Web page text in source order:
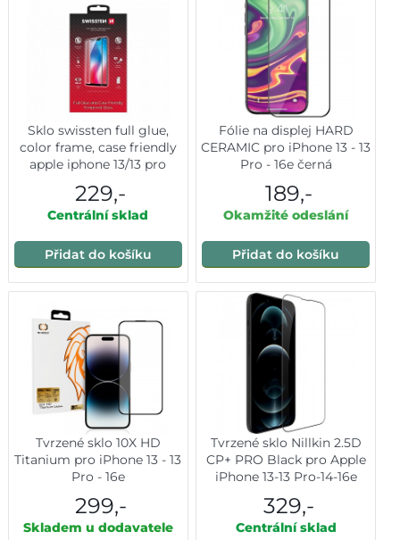
Sklo swissten full glue,
color frame, case friendly
apple iphone 13/13 pro
229,-
Centrální sklad
Přidat do košíku
Fólie na displej HARD
CERAMIC pro iPhone 13 - 13
Pro - 16e černá
189,-
Okamžité odeslání
Přidat do košíku
Tvrzené sklo 10X HD
Titanium pro iPhone 13 - 13
Pro - 16e
299,-
Skladem u dodavatele
Tvrzené sklo Nillkin 2.5D
CP+ PRO Black pro Apple
iPhone 13-13 Pro-14-16e
329,-
Centrální sklad